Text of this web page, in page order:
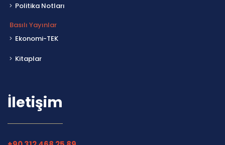
Politika Notları
Basılı Yayınlar
Ekonomi-TEK
Kitaplar
İletişim